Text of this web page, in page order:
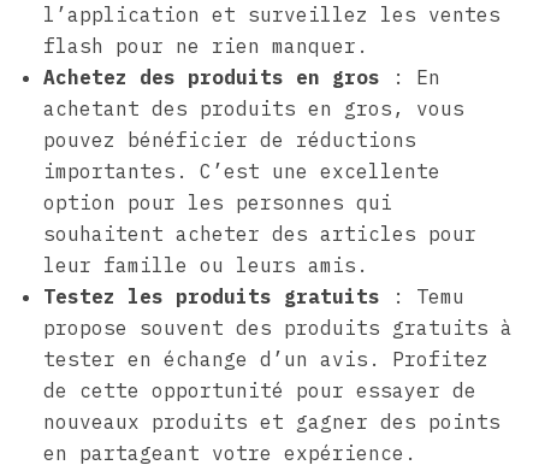
l’application et surveillez les ventes
flash pour ne rien manquer.
Achetez des produits en gros : En
achetant des produits en gros, vous
pouvez bénéficier de réductions
importantes. C’est une excellente
option pour les personnes qui
souhaitent acheter des articles pour
leur famille ou leurs amis.
Testez les produits gratuits : Temu
propose souvent des produits gratuits à
tester en échange d’un avis. Profitez
de cette opportunité pour essayer de
nouveaux produits et gagner des points
en partageant votre expérience.